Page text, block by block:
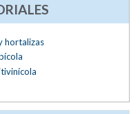
hortalizas